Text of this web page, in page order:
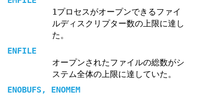
1プロセスがオープンできるファイ
ルディスクリプター数の上限に達し
た。
ENFILE
オープンされたファイルの総数がシ
ステム全体の上限に達していた。
ENOBUFS, ENOMEM